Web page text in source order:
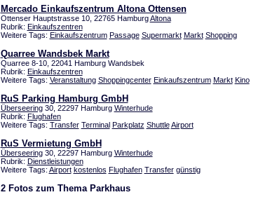
Mercado Einkaufszentrum Altona Ottensen
Ottenser Hauptstrasse 10, 22765 HamburgAltona
Rubrik: Einkaufszentren
Weitere Tags: Einkaufszentrum Passage Supermarkt Markt Shopping
Quarree Wandsbek Markt
Quarree 8-10, 22041 Hamburg Wandsbek
Rubrik: Einkaufszentren
Weitere Tags: Veranstaltung Shoppingcenter Einkaufszentrum Markt Kino
RuS Parking Hamburg GmbH
Überseering30, 22297 Hamburg Winterhude
Rubrik: Flughafen
Weitere Tags: Transfer Terminal Parkplatz Shuttle Airport
RuS Vermietung GmbH
Überseering30, 22297 Hamburg Winterhude
Rubrik: Dienstleistungen
Weitere Tags: Airport kostenlos Flughafen Transfer günstig
2 Fotos zum Thema Parkhaus